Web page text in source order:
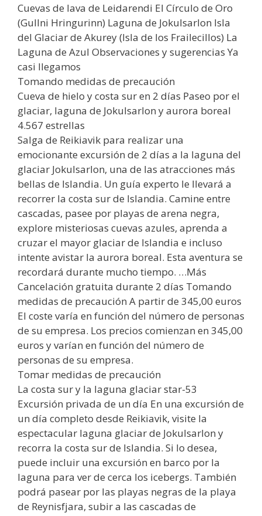
Cuevas de lava de Leidarendi El Círculo de Oro
(Gullni Hringurinn) Laguna de Jokulsarlon Isla
del Glaciar de Akurey (Isla de los Frailecillos) La
Laguna de Azul Observaciones y sugerencias Ya
casi llegamos
Tomando medidas de precaución
Cueva de hielo y costa sur en 2 días Paseo por el
glaciar, laguna de Jokulsarlon y aurora boreal
4.567 estrellas
Salga de Reikiavik para realizar una
emocionante excursión de 2 días a la laguna del
glaciar Jokulsarlon, una de las atracciones más
bellas de Islandia. Un guía experto le llevará a
recorrer la costa sur de Islandia. Camine entre
cascadas, pasee por playas de arena negra,
explore misteriosas cuevas azules, aprenda a
cruzar el mayor glaciar de Islandia e incluso
intente avistar la aurora boreal. Esta aventura se
recordará durante mucho tiempo. …Más
Cancelación gratuita durante 2 días Tomando
medidas de precaución A partir de 345,00 euros
El coste varía en función del número de personas
de su empresa. Los precios comienzan en 345,00
euros y varían en función del número de
personas de su empresa.
Tomar medidas de precaución
La costa sur y la laguna glaciar star-53
Excursión privada de un día En una excursión de
un día completo desde Reikiavik, visite la
espectacular laguna glaciar de Jokulsarlon y
recorra la costa sur de Islandia. Si lo desea,
puede incluir una excursión en barco por la
laguna para ver de cerca los icebergs. También
podrá pasear por las playas negras de la playa
de Reynisfjara, subir a las cascadas de